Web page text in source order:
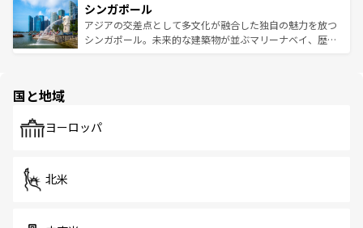
参照してほしい。
激する。気候は一年中温暖で、どの季節にも異なる楽しみ
が待っている。親しみやすいタイの人々、仏教を中心とし
た文化、そして多様な観光資源が、訪れる旅人を魅了し続
み、どこを訪れても感動するはず。観光スポットが密集し
ており、効率よく見どころを回れるのも魅力。息をのむよ
うな絶景から文化的な体験まで、香港を存分に楽しみ尽く
シンガポール
アジアの交差点として多文化が融合した独自の魅力を放つ
シンガポール。未来的な建築物が並ぶマリーナベイ、歴史
で、ホーカーズは地元の風情を楽しめる外せないスポット
国と地域
ヨーロッパ
北米